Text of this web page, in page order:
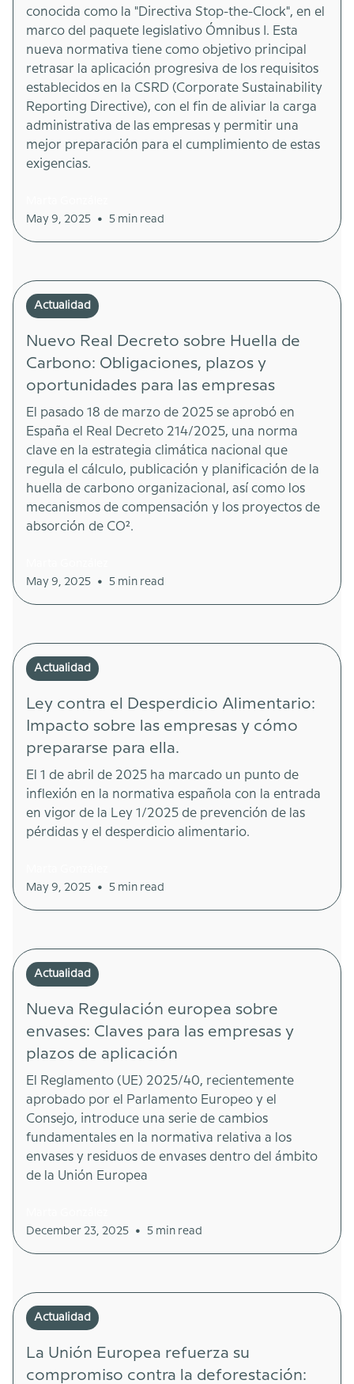
conocida como la "Directiva Stop-the-Clock", en el
marco del paquete legislativo Ómnibus I. Esta
nueva normativa tiene como objetivo principal
retrasar la aplicación progresiva de los requisitos
establecidos en la CSRD (Corporate Sustainability
Reporting Directive), con el fin de aliviar la carga
administrativa de las empresas y permitir una
mejor preparación para el cumplimiento de estas
exigencias.
May 9, 2025
• 5 min read
Actualidad
Nuevo Real Decreto sobre Huella de
Carbono: Obligaciones, plazos y
oportunidades para las empresas
El pasado 18 de marzo de 2025 se aprobó en
España el Real Decreto 214/2025, una norma
clave en la estrategia climática nacional que
regula el cálculo, publicación y planificación de la
huella de carbono organizacional, así como los
mecanismos de compensación y los proyectos de
absorción de CO₂.
May 9, 2025
• 5 min read
Actualidad
Ley contra el Desperdicio Alimentario:
Impacto sobre las empresas y cómo
prepararse para ella.
El 1 de abril de 2025 ha marcado un punto de
inflexión en la normativa española con la entrada
en vigor de la Ley 1/2025 de prevención de las
pérdidas y el desperdicio alimentario.
May 9, 2025
• 5 min read
Actualidad
Nueva Regulación europea sobre
envases: Claves para las empresas y
plazos de aplicación
El Reglamento (UE) 2025/40, recientemente
aprobado por el Parlamento Europeo y el
Consejo, introduce una serie de cambios
fundamentales en la normativa relativa a los
envases y residuos de envases dentro del ámbito
de la Unión Europea
December 23, 2025
• 5 min read
Actualidad
La Unión Europea refuerza su
compromiso contra la deforestación: